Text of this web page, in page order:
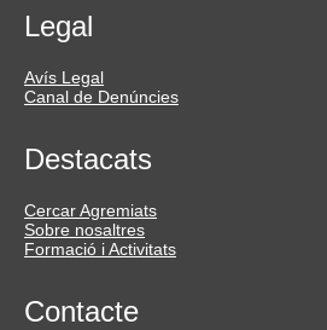
Legal
Avís Legal
Canal de Denúncies
Destacats
Cercar Agremiats
Sobre nosaltres
Formació i Activitats
Contacte